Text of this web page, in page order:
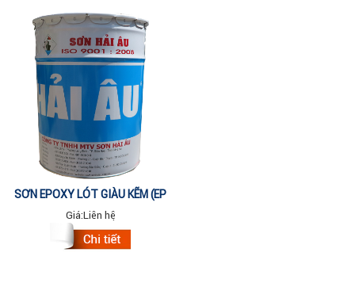
SƠN EPOXY LÓT GIÀU KẼM (EP
702)-3.5 Lít
Giá:Liên hệ